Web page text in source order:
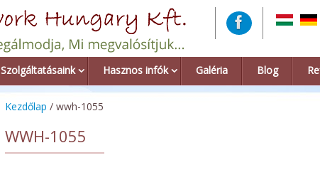
Szolgáltatásaink Hasznos infók Galéria Blog
Kezdőlap / wwh-1055
WWH-1055